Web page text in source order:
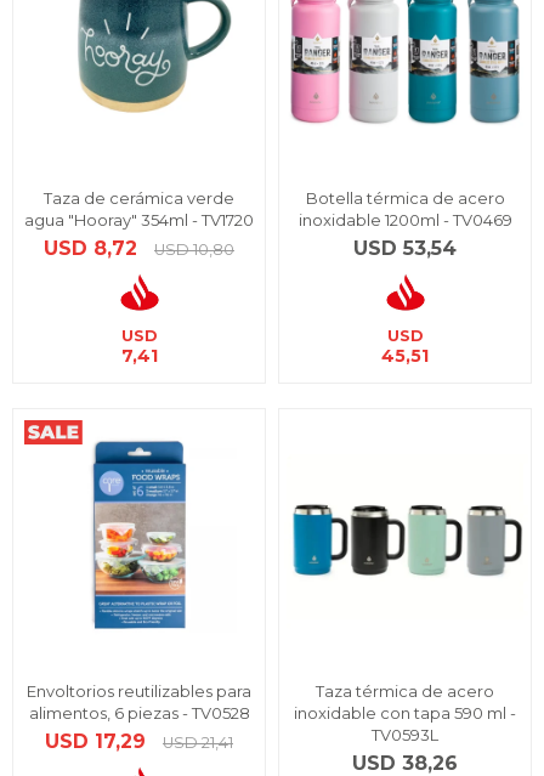
Taza de cerámica verde
agua "Hooray" 354ml - TV1720
USD 8,72 USD 10,80
USD
7,41
Botella térmica de acero
inoxidable 1200ml - TV0469
USD 53,54
USD
45,51
Envoltorios reutilizables para
alimentos, 6 piezas - TV0528
USD 17,29 USD 21,41
Taza térmica de acero
inoxidable con tapa 590 ml -
TV0593L
USD 38,26